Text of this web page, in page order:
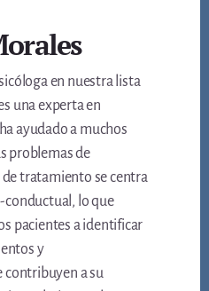
en nuestra lista
una experta en
ayudado a muchos
problemas de
de tratamiento se centra
lo que
pacientes a identificar
y
a su